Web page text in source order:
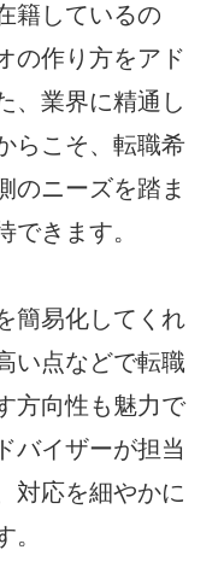
籍しているの
の作り方をアド
、業界に精通し
らこそ、転職希
のニーズを踏ま
できます。
簡易化してくれ
い点などで転職
方向性も魅力で
バイザーが担当
対応を細やかに